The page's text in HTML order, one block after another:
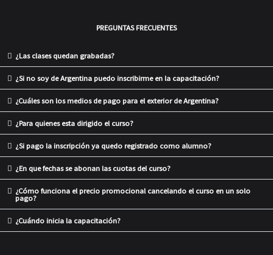
PREGUNTAS FRECUENTES
¿Las clases quedan grabadas?
¿Si no soy de Argentina puedo inscribirme en la capacitación?
¿Cuáles son los medios de pago para el exterior de Argentina?
¿Para quienes esta dirigido el curso?
¿Si pago la inscripción ya quedo registrado como alumno?
¿En que fechas se abonan las cuotas del curso?
¿Cómo funciona el precio promocional cancelando el curso en un solo
pago?
¿Cuándo inicia la capacitación?